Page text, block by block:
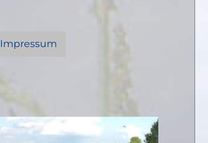
Impressum